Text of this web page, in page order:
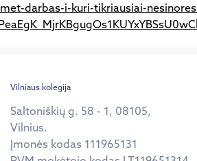
darbas-i-kuri-tikriausiai-
Vilniaus kolegija
Saltoniškių g. 58 - 1, 08105,
Vilnius.
Įmonės kodas 111965131